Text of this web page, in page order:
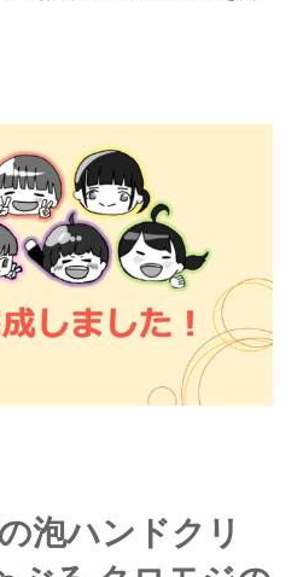
泡ハンドクリ